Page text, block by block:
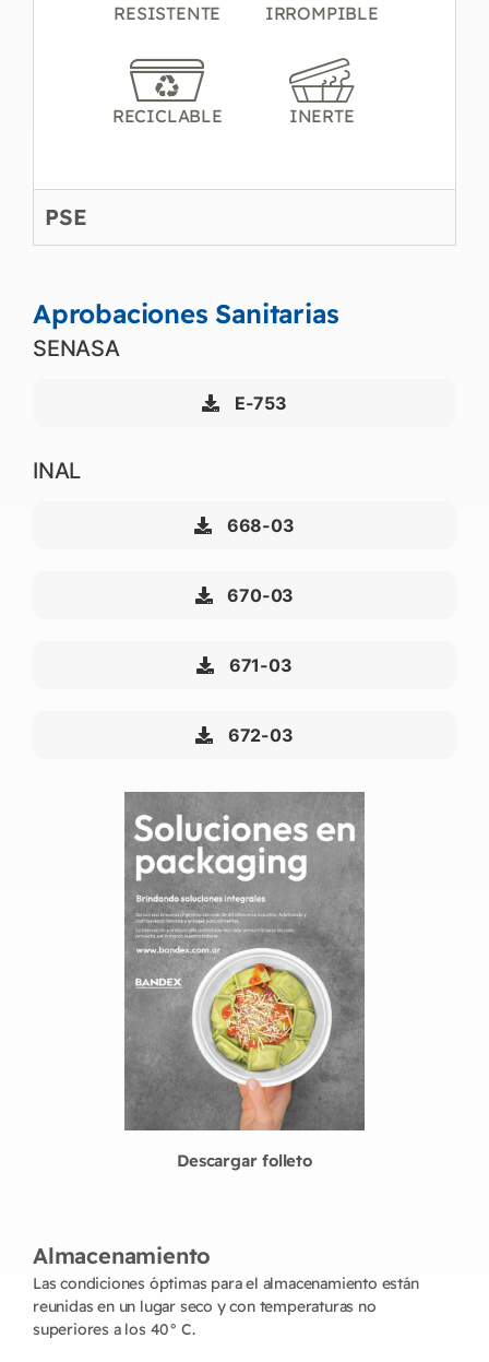
RESISTENTE IRROMPIBLE
RECICLABLE INERTE
PSE
Aprobaciones Sanitarias
SENASA
E-753
INAL
668-03
670-03
671-03
672-03
Descargar folleto
Almacenamiento
Las condiciones óptimas para el almacenamiento están
reunidas en un lugar seco y con temperaturas no
superiores a los 40° C.